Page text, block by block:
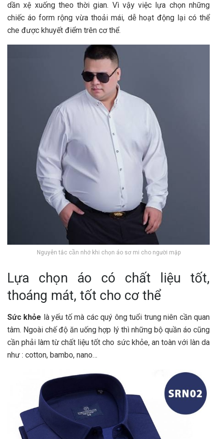
dần xệ xuống theo thời gian. Vì vậy việc lựa chọn những
chiếc áo form rộng vừa thoải mái, dễ hoạt động lại có thể
che được khuyết điểm trên cơ thể.
Nguyên tắc cần nhớ khi chọn áo sơ mi cho người mập
Lựa chọn áo có chất liệu tốt,
thoáng mát, tốt cho cơ thể
Sức khỏe là yếu tố mà các quý ông tuổi trung niên cần quan
tâm. Ngoài chế độ ăn uống hợp lý thì những bộ quần áo cũng
cần phải làm từ chất liệu tốt cho sức khỏe, an toàn với làn da
như : cotton, bambo, nano…